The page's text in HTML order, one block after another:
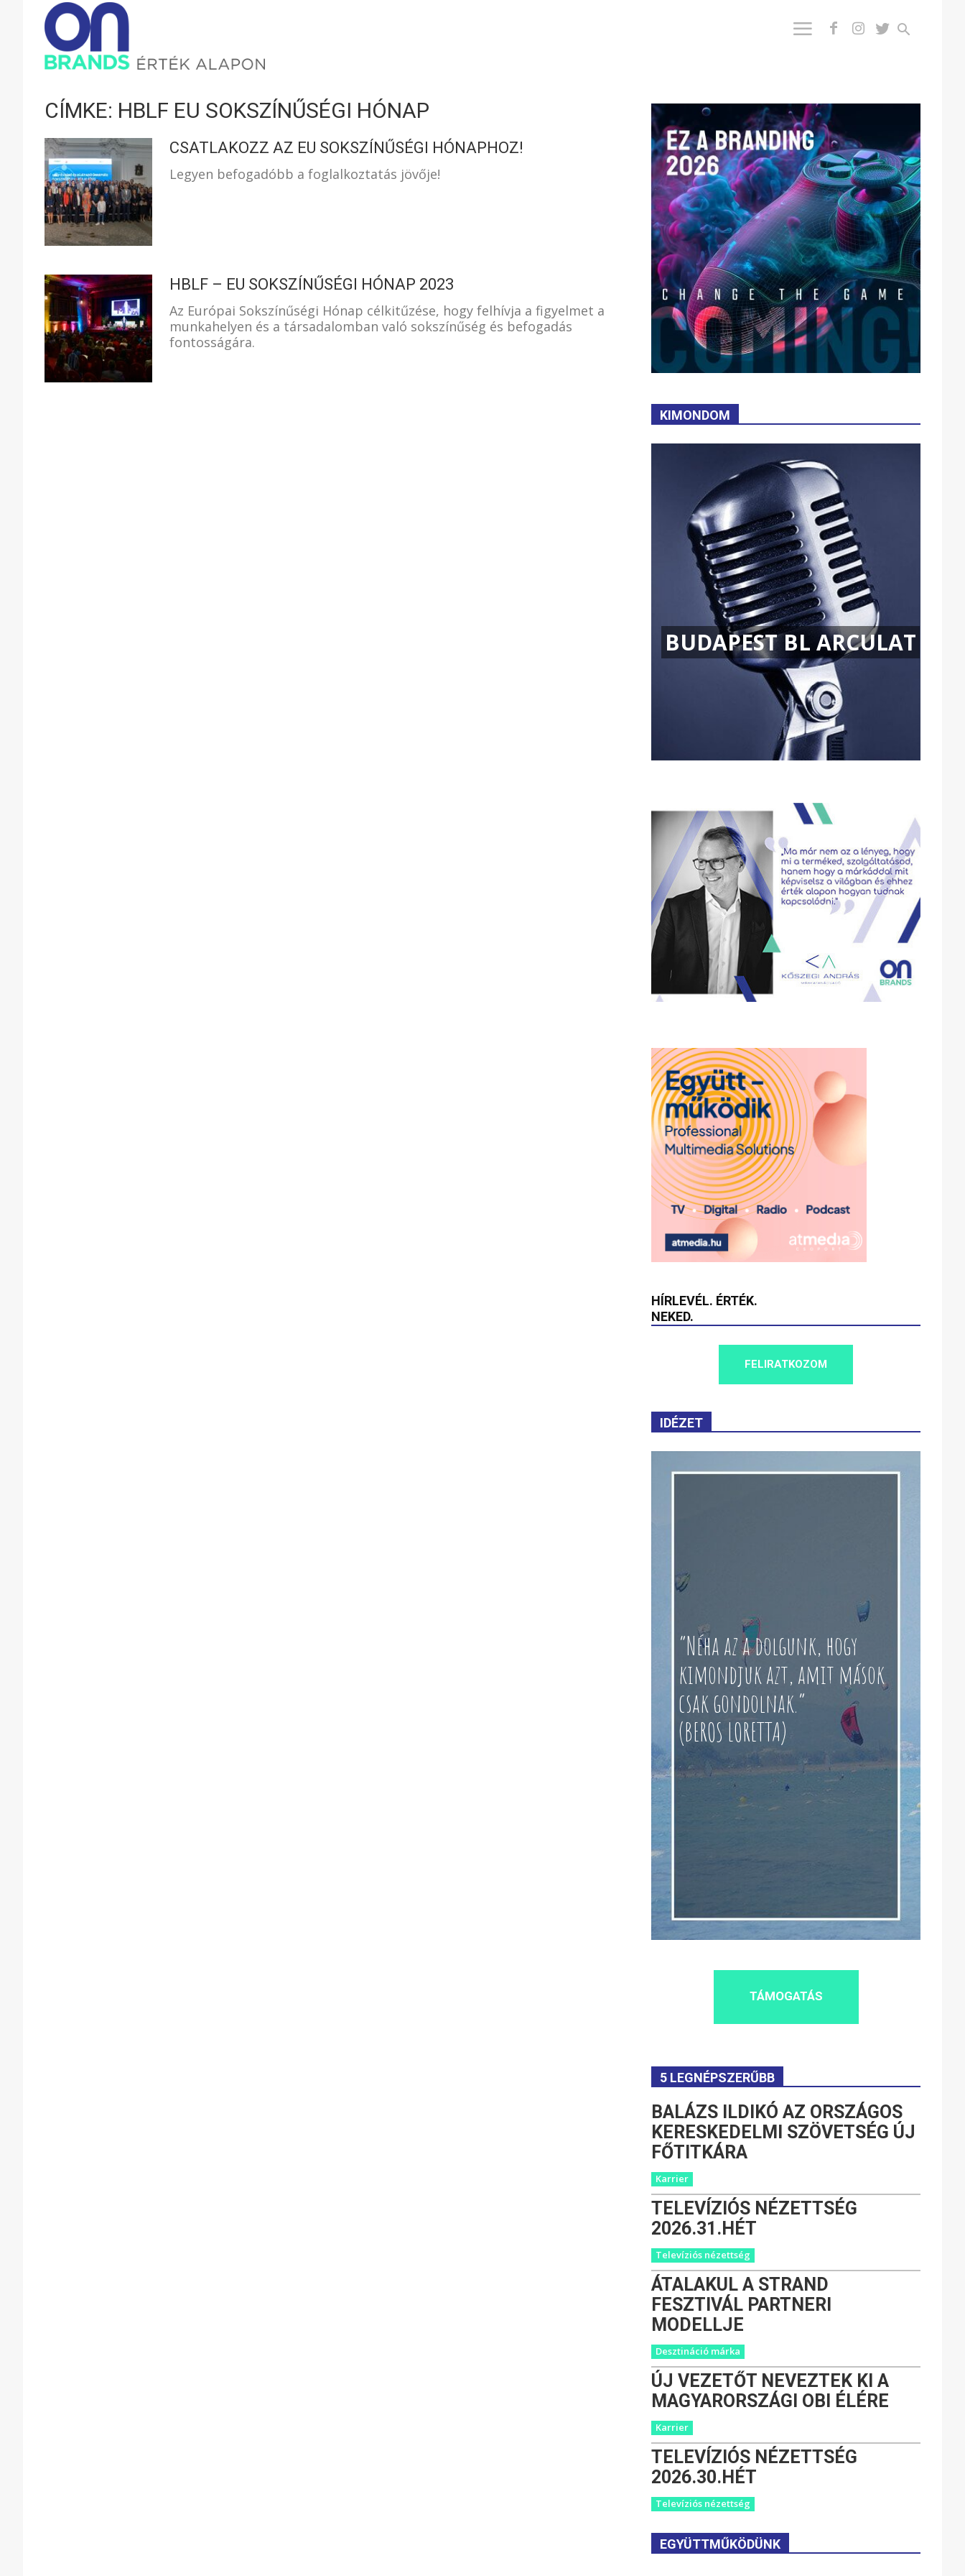
ÉRTÉK
CÍMKE: HBLF EU SOKSZÍNŰSÉGI HÓNAP
CSATLAKOZZ AZ EU SOKSZÍNŰSÉGI HÓNAPHOZ!
Legyen befogadóbb a foglalkoztatás jövője!
HBLF – EU SOKSZÍNŰSÉGI HÓNAP 2023
Az Európai Sokszínűségi Hónap célkitűzése, hogy felhívja a figyelmet a
munkahelyen és a társadalomban való sokszínűség és befogadás
fontosságára.
KIMONDOM
BUDAPEST BL ARCULAT
HÍRLEVÉL. ÉRTÉK.
NEKED.
FELIRATKOZOM
IDÉZET
“Néha az a dolgunk, hogy
kimondjuk azt, amit mások
csak gondolnak.”
(BEROS LORETTA)
TÁMOGATÁS
5 LEGNÉPSZERŰBB
BALÁZS ILDIKÓ AZ ORSZÁGOS
KERESKEDELMI SZÖVETSÉG ÚJ
FŐTITKÁRA
Karrier
TELEVÍZIÓS NÉZETTSÉG
2026.31.HÉT
Televíziós nézettség
ÁTALAKUL A STRAND
FESZTIVÁL PARTNERI
MODELLJE
Desztináció márka
ÚJ VEZETŐT NEVEZTEK KI A
MAGYARORSZÁGI OBI ÉLÉRE
Karrier
TELEVÍZIÓS NÉZETTSÉG
2026.30.HÉT
Televíziós nézettség
EGYÜTTMŰKÖDÜNK